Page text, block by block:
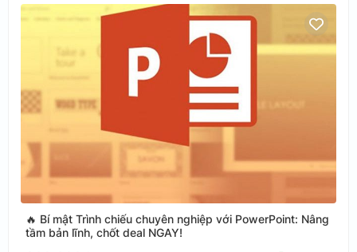
🔥 Bí mật Trình chiếu chuyên nghiệp với PowerPoint: Nâng
tầm bản lĩnh, chốt deal NGAY!